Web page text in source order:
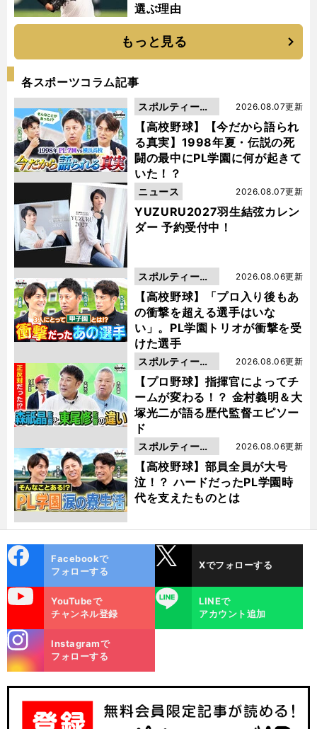
選ぶ理由
もっと見る
各スポーツコラム記事
【高校野球】【今だから語られ
る真実】1998年夏・伝説の死
闘の最中にPL学園に何が起きて
いた！？
2026.08.07更新
スポルティーバ
動画
YUZURU2027羽生結弦カレン
ダー 予約受付中！
2026.08.07更新
ニュース
【高校野球】「プロ入り後もあ
の衝撃を超える選手はいな
い」。PL学園トリオが衝撃を受
けた選手
2026.08.06更新
スポルティーバ
動画
【プロ野球】指揮官によってチ
ームが変わる！？ 金村義明＆大
塚光二が語る歴代監督エピソー
ド
2026.08.06更新
スポルティーバ
動画
【高校野球】部員全員が大号
泣！？ ハードだったPL学園時
代を支えたものとは
2026.08.06更新
スポルティーバ
動画
ok
Facebookで
フォローする
Xでフォローする
YouTubeで
チャンネル登録
LINE
LINEで
アカウント追加
m
Instagramで
フォローする